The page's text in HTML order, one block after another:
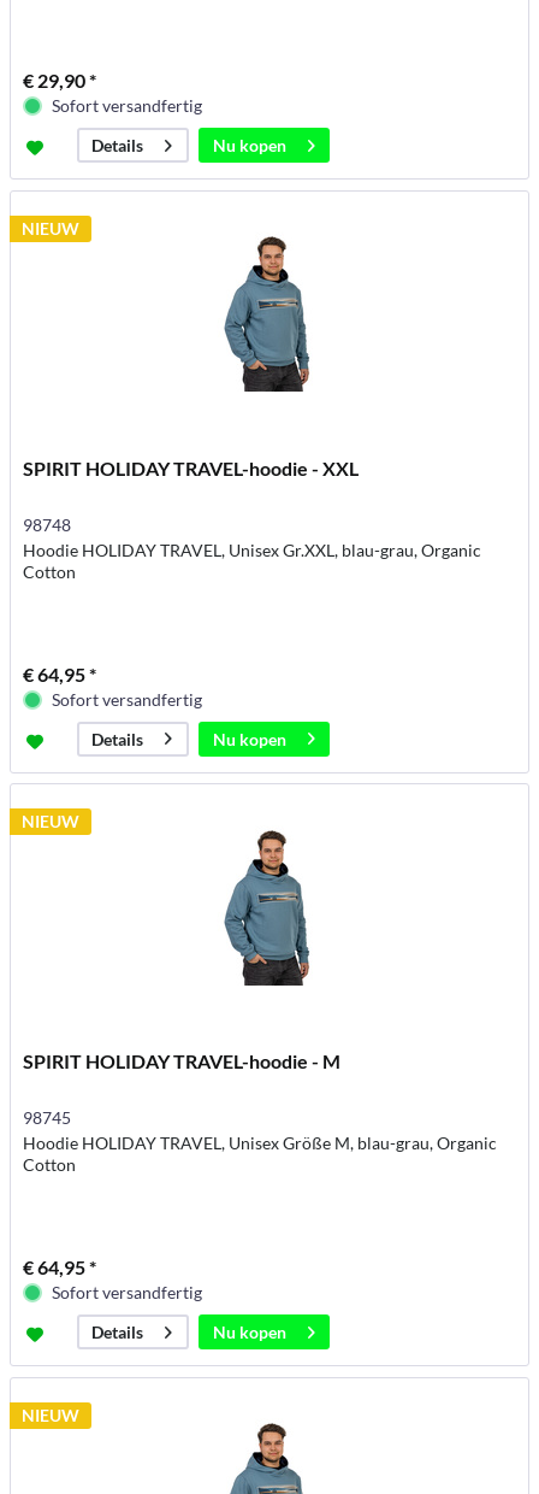
€ 29,90 *
Sofort versandfertig
Details
Nu kopen
NIEUW
SPIRIT HOLIDAY TRAVEL-hoodie - XXL
98748
Hoodie HOLIDAY TRAVEL, Unisex Gr.XXL, blau-grau, Organic
Cotton
€ 64,95 *
Sofort versandfertig
Details
Nu kopen
NIEUW
SPIRIT HOLIDAY TRAVEL-hoodie - M
98745
Hoodie HOLIDAY TRAVEL, Unisex Größe M, blau-grau, Organic
Cotton
€ 64,95 *
Sofort versandfertig
Details
Nu kopen
NIEUW